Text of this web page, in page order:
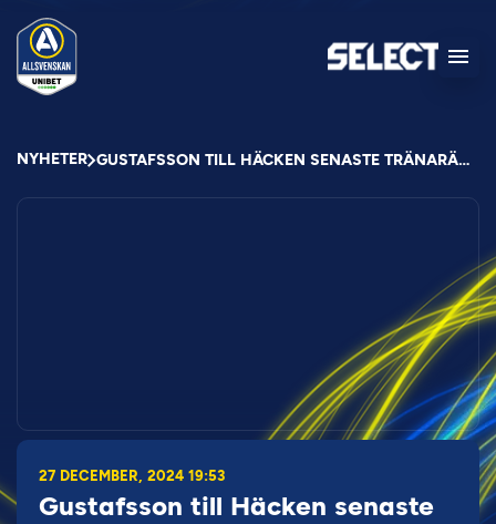
NYHETER GUSTAFSSON TILL HÄCKEN SENASTE TRÄNARÄNDRINGEN
27 DECEMBER, 2024 19:53
Gustafsson till Häcken senaste